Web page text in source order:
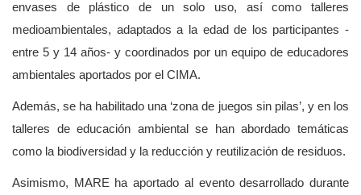
envases de plástico de un solo uso, así como talleres
medioambientales, adaptados a la edad de los participantes -
entre 5 y 14 años- y coordinados por un equipo de educadores
ambientales aportados por el CIMA.
Además, se ha habilitado una ‘zona de juegos sin pilas’, y en los
talleres de educación ambiental se han abordado temáticas
como la biodiversidad y la reducción y reutilización de residuos.
Asimismo, MARE ha aportado al evento desarrollado durante